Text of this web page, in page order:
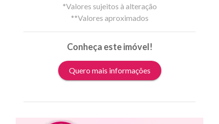
*Valores sujeitos à alteração
**Valores aproximados
Conheça este imóvel!
Quero mais informações